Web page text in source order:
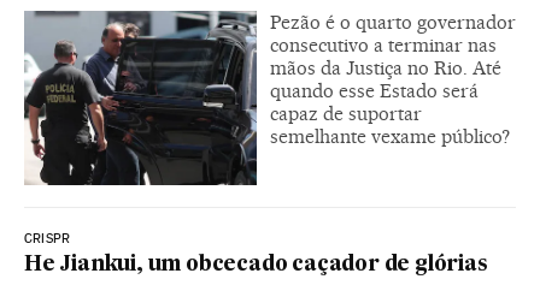
Pezão é o quarto governador
consecutivo a terminar nas
mãos da Justiça no Rio. Até
quando esse Estado será
capaz de suportar
semelhante vexame público?
CRISPR
He Jiankui, um obcecado caçador de glórias